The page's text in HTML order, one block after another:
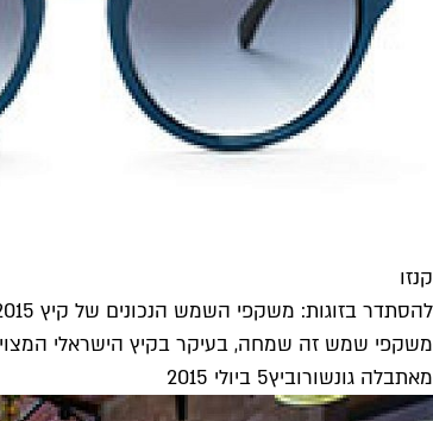
קנזו
להסתדר בזוגות: משקפי השמש הנכונים של קיץ 2015
משקפי שמש זה שמחה, בעיקר בקיץ הישראלי המצוי.
מאתבלה גונשורוביץ5 ביולי 2015